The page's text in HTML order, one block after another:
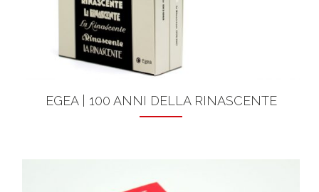
EGEA | 100 ANNI DELLA RINASCENTE